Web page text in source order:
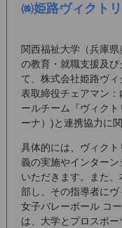
㈱姫路ヴィクト
関西福祉大学（兵庫
の教育・就職支援及
て、株式会社姫路ヴ
表取締役チェアマン
ールチーム『ヴィク
ーナ）)と連携協力に
具体的には、ヴィク
義の実施やインター
いただきます。また
部し、その指導者に
女子バレーボール コ
は、大学とプロスポ